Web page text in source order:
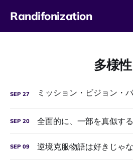
Randifonization
多様性
SEP 27
SEP 20 全面的に、一部を真似する
SEP 09 逆境克服物語は好きじゃ